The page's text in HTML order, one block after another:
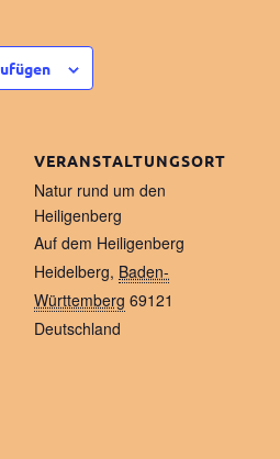
VERANSTALTUNGSORT
Natur rund um den
Heiligenberg
Auf dem Heiligenberg
Heidelberg, Baden-
Württemberg 69121
Deutschland